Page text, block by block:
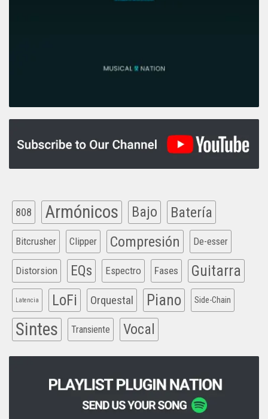
808 Armónicos Bajo Batería
Bitcrusher Clipper Compresión De-esser
Distorsion EQs Espectro Fases Guitarra
Latencia LoFi Orquestal Piano Side-Chain
Sintes Transiente Vocal